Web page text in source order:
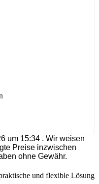
um 15:34 . Wir weisen
Preise inzwischen
ohne Gewähr.
und flexible Lösung